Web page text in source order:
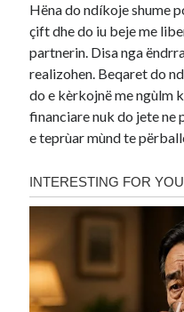
Hëna do ndíkoje shume
çift dhe do iu beje me
partnerin. Disa nga
realizohen. Beqaret do
do e kèrkojnë me ngùlm
financiare nuk do jete ne
e teprùar mùnd te